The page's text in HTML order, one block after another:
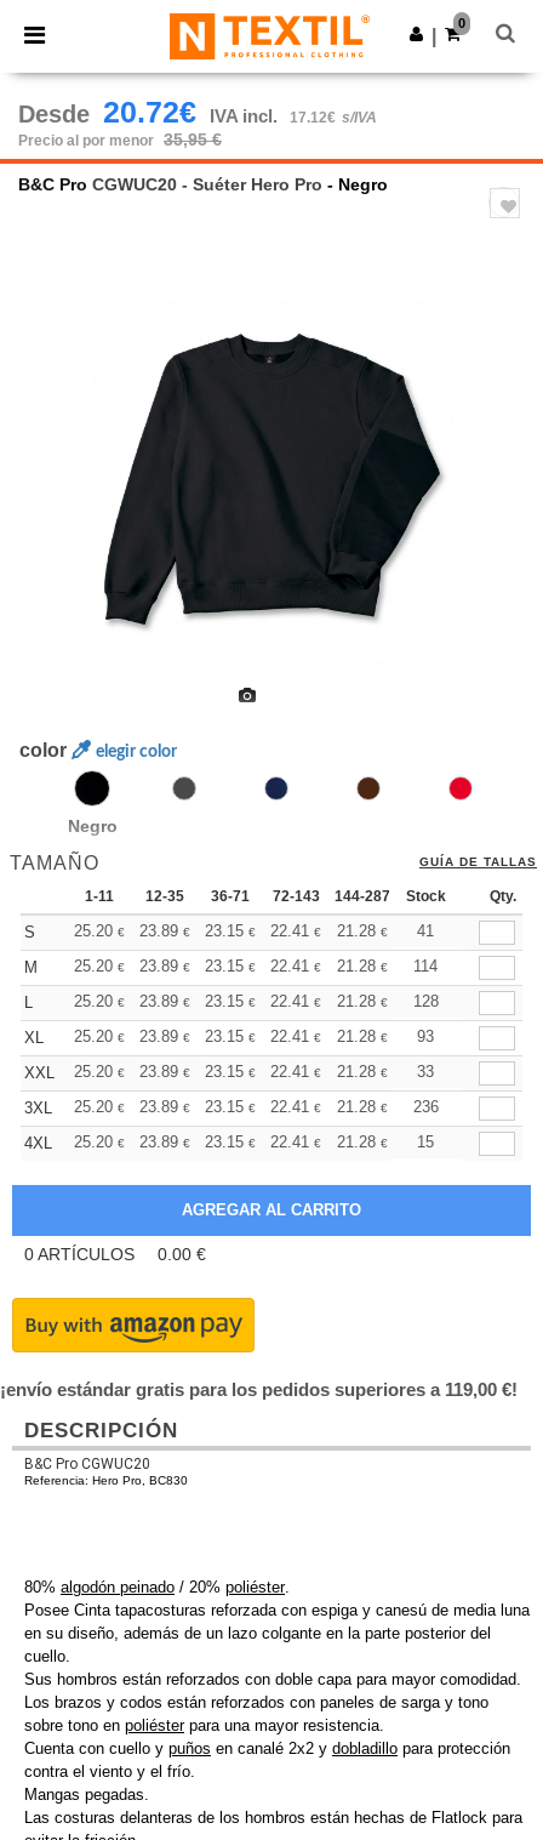
× App de Ntextil
¡Mejores precios en app!
Descargar app
0
Desde 20.72€ IVA incl. 17.12€ s/IVA
Precio al por menor 35,95 €
B&C Pro CGWUC20 - Suéter Hero Pro - Negro
color elegir color
Negro
TAMAÑO GUÍA DE TALLAS
1-11 12-35 36-71 72-143 144-287 288 + Más
Stock Qty.
S 25.20 € 23.89 € 23.15 € 22.41 € 21.28 € 20.72
41
M
25.20 € 23.89 € 23.15 € 22.41 € 21.28 € 20.72
114
L
25.20 € 23.89 € 23.15 € 22.41 € 21.28 € 20.72
128
XL
25.20 € 23.89 € 23.15 € 22.41 € 21.28 € 20.72
93
XXL
25.20 € 23.89 € 23.15 € 22.41 € 21.28 € 20.72
33
3XL
25.20 € 23.89 € 23.15 € 22.41 € 21.28 € 20.72
236
4XL
25.20 € 23.89 € 23.15 € 22.41 € 21.28 € 20.72
15
0ARTÍCULOS 0.00 €
¡envío estándar gratis para los pedidos superiores a 119,00 €!
DESCRIPCIÓN
B&C Pro CGWUC20
Referencia: Hero Pro, BC830
80% algodón peinado / 20% poliéster.
Posee Cinta tapacosturas reforzada con espiga y canesú de media luna
en su diseño, además de un lazo colgante en la parte posterior del
cuello.
Sus hombros están reforzados con doble capa para mayor comodidad.
Los brazos y codos están reforzados con paneles de sarga y tono
sobre tono en poliésterpara una mayor resistencia.
Cuenta con cuello y puños en canalé 2x2 y dobladillo para protección
contra el viento y el frío.
Mangas pegadas.
Las costuras delanteras de los hombros están hechas de Flatlock para